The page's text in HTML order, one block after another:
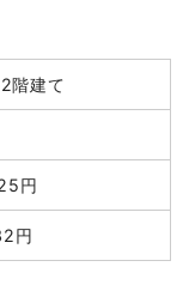
階建て
円
円